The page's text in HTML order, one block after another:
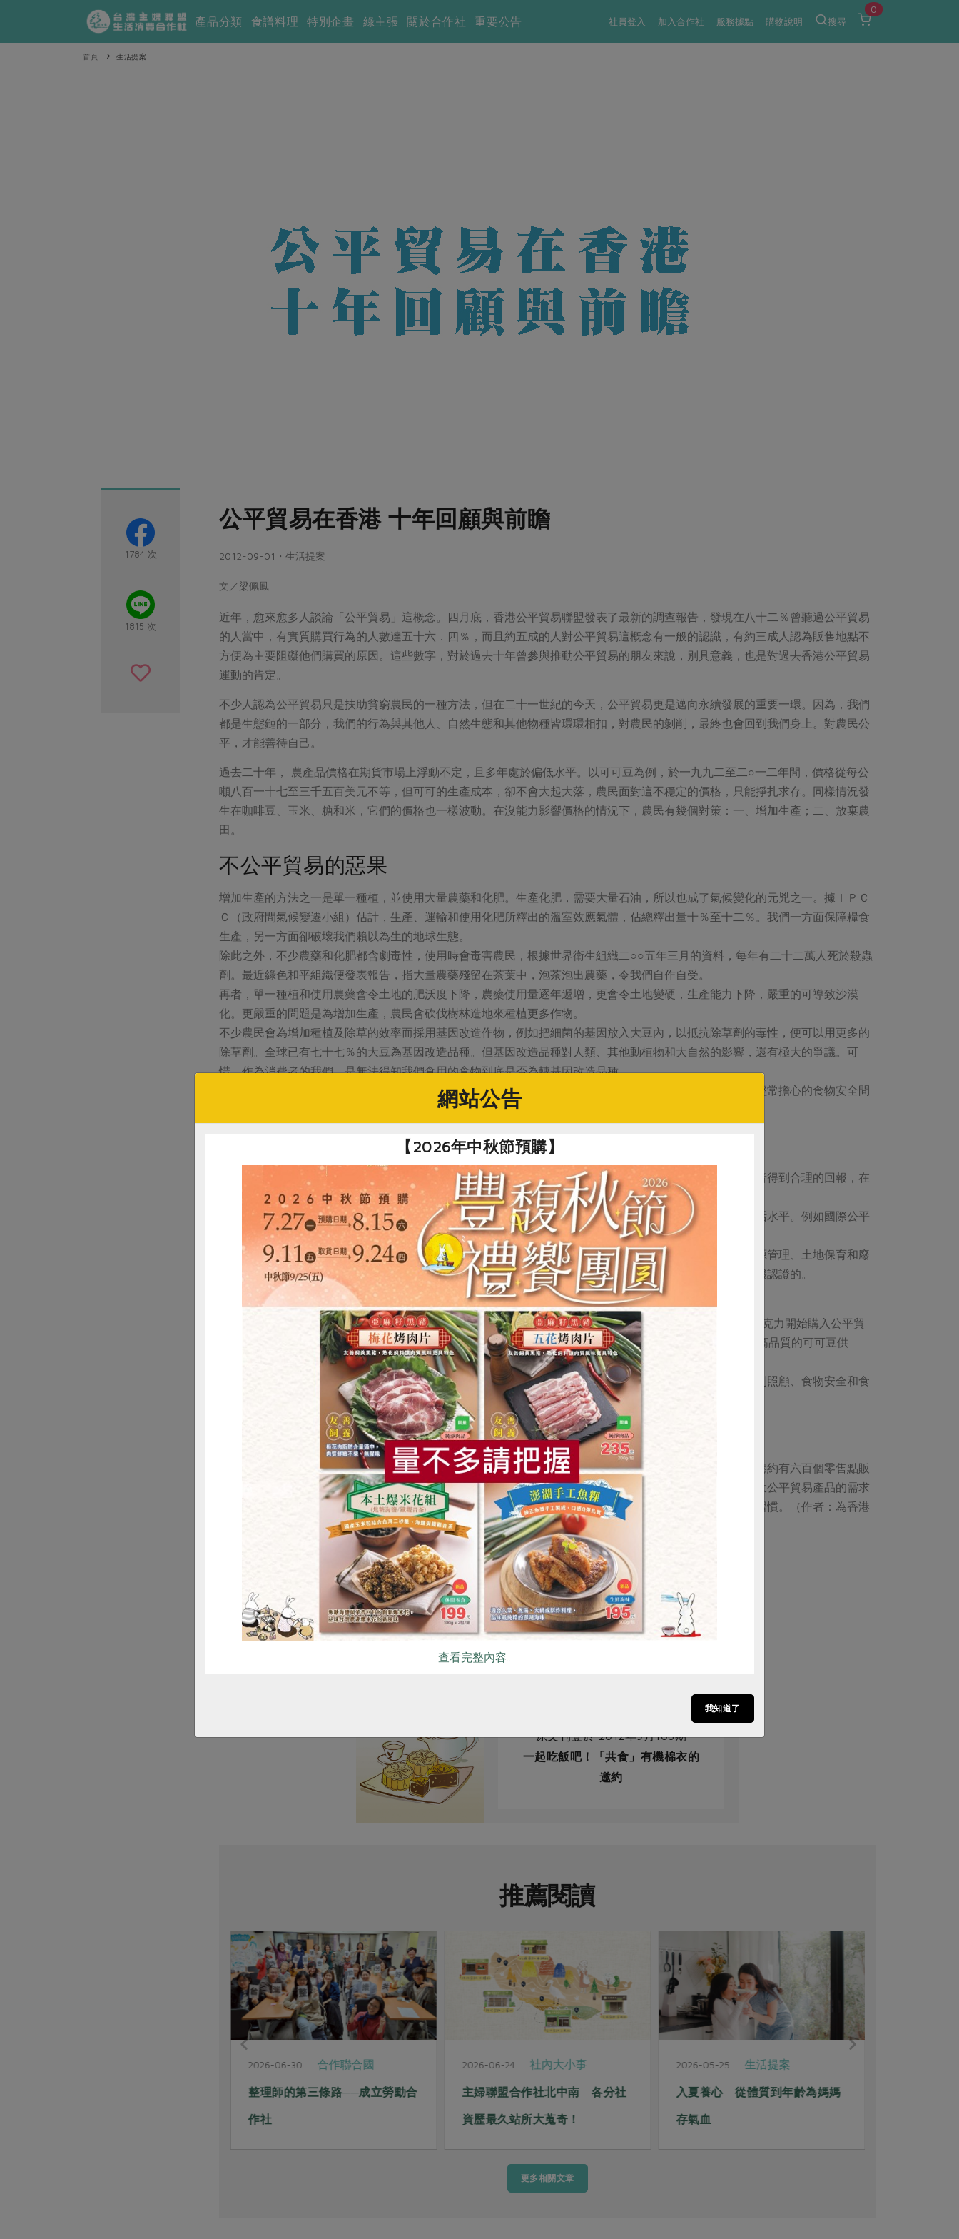
社員登入 加入合作社 服務據點 購物說明 搜尋
0
產品分類 食譜料理 特別企畫 綠主張 關於合作社 重要公告
首頁 生活提案
1784 次
1815 次
公平貿易在香港 十年回顧與前瞻
2012-09-01・生活提案
文／梁佩鳳
近年，愈來愈多人談論「公平貿易」這概念。四月底，香港公平貿易聯盟發表了最新的調查報告，發現在八十二％曾聽過公平貿易
的人當中，有實質購買行為的人數達五十六．四％，而且約五成的人對公平貿易這概念有一般的認識，有約三成人認為販售地點不
方便為主要阻礙他們購買的原因。這些數字，對於過去十年曾參與推動公平貿易的朋友來說，別具意義，也是對過去香港公平貿易
運動的肯定。
不少人認為公平貿易只是扶助貧窮農民的一種方法，但在二十一世紀的今天，公平貿易更是邁向永續發展的重要一環。因為，我們
都是生態鏈的一部分，我們的行為與其他人、自然生態和其他物種皆環環相扣，對農民的剝削，最終也會回到我們身上。對農民公
平，才能善待自己。
過去二十年， 農產品價格在期貨市場上浮動不定，且多年處於偏低水平。以可可豆為例，於一九九二至二○一二年間，價格從每公
噸八百一十七至三千五百美元不等，但可可的生產成本，卻不會大起大落，農民面對這不穩定的價格，只能掙扎求存。同樣情況發
生在咖啡豆、玉米、糖和米，它們的價格也一樣波動。在沒能力影響價格的情況下，農民有幾個對策：一、增加生產；二、放棄農
田。
不公平貿易的惡果
增加生產的方法之一是單一種植，並使用大量農藥和化肥。生產化肥，需要大量石油，所以也成了氣候變化的元兇之一。據ＩＰＣ
Ｃ（政府間氣候變遷小組）估計，生產、運輸和使用化肥所釋出的溫室效應氣體，佔總釋出量十％至十二％。我們一方面保障糧食
生產，另一方面卻破壞我們賴以為生的地球生態。
除此之外，不少農藥和化肥都含劇毒性，使用時會毒害農民，根據世界衛生組織二○○五年三月的資料，每年有二十二萬人死於殺蟲
劑。最近綠色和平組織便發表報告，指大量農藥殘留在茶葉中，泡茶泡出農藥，令我們自作自受。
再者，單一種植和使用農藥會令土地的肥沃度下降，農藥使用量逐年遞增，更會令土地變硬，生產能力下降，嚴重的可導致沙漠
化。更嚴重的問題是為增加生產，農民會砍伐樹林造地來種植更多作物。
不少農民會為增加種植及除草的效率而採用基因改造作物，例如把細菌的基因放入大豆內，以抵抗除草劑的毒性，便可以用更多的
除草劑。全球已有七十七％的大豆為基因改造品種。但基因改造品種對人類、其他動植物和大自然的影響，還有極大的爭議。可
惜，作為消費者的我們，是無法得知我們食用的食物到底是否為轉基因改造品種。
以上這些增加農產的方法，皆不是永續的農業種植，對人、其他物種和大自然都造成破壞。其實，我們現在經常擔心的食物安全問
題、食物鏈汙染問題、氣候變化問題等，都是我們在不知不覺間，支持不公平貿易所引起的一些惡果。
公平貿易希望透過改變現存國際貿易的不合理條款，與農民和生產者建立長遠的夥伴關係。保障農民和生產者得到合理的回報，在
得到溫飽之餘，也有足夠時間去用心照顧農田，保護環境，得到農村發展機會，保持城鄉的均衡發展。
首先，公平貿易有一套標準來訂定最低收購價。這收購價必須能支付生產成本，和保障生產者一個合理的生活水平。例如國際公平
貿易標示組織對每種不同產品都有列明收購價，商人必須按這個價錢與農民合作，確保農民得到合理收入。
公平貿易標示組織亦有規定，不可使用劇毒性的農藥和化學肥料，不可用基因改造品種，要有專人負責水資源管理、土地保育和廢
物處理，確保以永續的方式來生產所需產品。事實上，很多公平貿易的生產者組織，他們的產品同時也是有機認證的。
公平貿易產品的品質， 不只得到公平貿易商的肯定，也逐漸取得一些跨國企業的支持。二○○九年，吉百利巧克力開始購入公平貿
易可可豆來生產牛奶巧克力時，其總裁Stitzer曾公開說：「參與公平貿易的採購，令他們可以得到持續而且高品質的可可豆供
應。」該公司的行動，令公平貿易可可豆的全球銷售量增加三倍，七十萬可可豆生產者得到合理的收入。
公平貿易的方法，不只惠及農民、生產者，保障他們的合理收入、長遠生計和一定的生活水平；也讓環境得到照顧、食物安全和食
物品質有保障；維持農村發展機會，令城鄉發展得以平衡。這些都是達至永續發展的重要因素。
香港的下一步
作為一個以自由貿易為榮的城市，在香港推動公平貿易有一定難度。香港公平貿易運動已有十年。現在，全港約有六百個零售點販
賣或提供公平貿易產品。下一步，應該是建議政府和企業把公平貿易條款納入其採購政策之內，以進一步擴大公平貿易產品的需求
和市場。每一個社會運動都經過時間的磨鍊，才慢慢把訊息傳達，概念得到認同，被肯定，支持，最後成為習慣。（作者：為香港
註：全文刊登於香港《信報》，本文為節錄刊登。
原刊登於2012年09月108期《綠主張》月刊。
原文刊登於 2012年9月108期
一起吃飯吧！「共食」有機棉衣的
邀約
推薦閱讀
2026-06-30 合作聯合國
整理師的第三條路──成立勞動合
作社
2026-06-24 社內大小事
主婦聯盟合作社北中南 各分社
資歷最久站所大蒐奇！
2026-05-25 生活提案
入夏養心 從體質到年齡為媽媽
存氣血
更多相關文章
惜食 RPET 食譜 減硝酸鹽 雞蛋 食安 共同購買
網站公告
【2026年中秋節預購】
查看完整內容..
我知道了